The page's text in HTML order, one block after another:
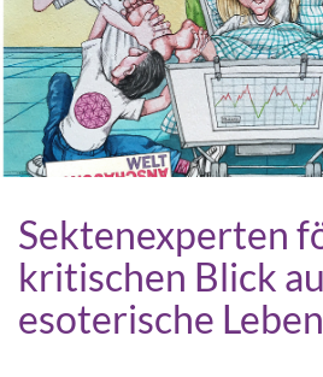
Sektenexperten
kritischen Blick
esoterische